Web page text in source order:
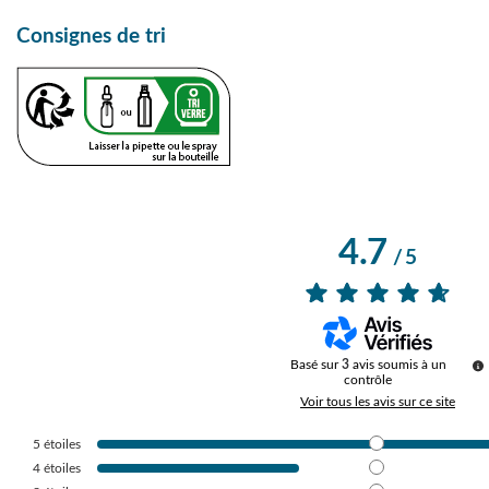
Consignes de tri
4.7/ 5
Basé sur3 avis soumis à un
contrôle
Voir tous les avis sur ce site
5 étoiles
4 étoiles